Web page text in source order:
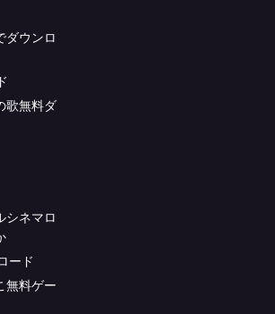
ダウンロ
歌無料ダ
シネマロ
ード
無料ゲー